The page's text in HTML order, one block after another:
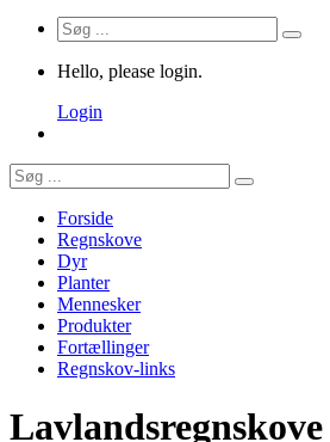
Hello, please login.
Login
Forside
Regnskove
Dyr
Planter
Mennesker
Produkter
Fortællinger
Regnskov-links
Lavlandsregnskove